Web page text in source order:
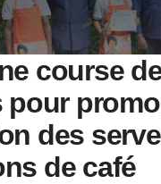
course
pour
des
de café